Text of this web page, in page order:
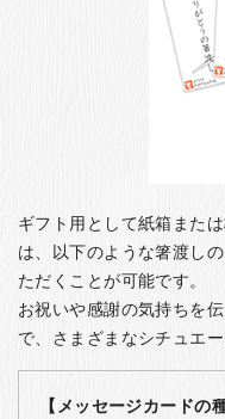
ギフト用として紙箱また
は、以下のような箸渡し
ただくことが可能です。
お祝いや感謝の気持ちを
で、さまざまなシチュエ
【メッセージカードの